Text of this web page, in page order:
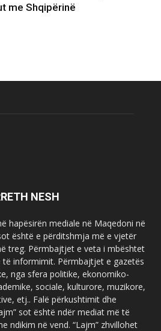
me Shqipërinë
NESH
hapësirën mediale në Maqedoni në
është e përditshmja më e vjetër
treg. Përmbajtjet e veta i mbështet
informimit. Përmbajtjet e gazetës
nga sfera politike, ekonomiko-
sociale, kulturore, muzikore,
etj.. Falë përkushtimit dhe
sot është ndër mediat më të
ndikim në vend. “Lajm” zhvillohet